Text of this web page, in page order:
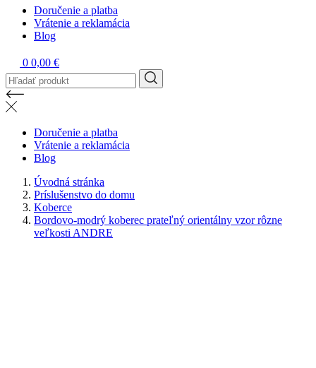
Doručenie a platba
Vrátenie a reklamácia
Blog
0 0,00 €
Doručenie a platba
Vrátenie a reklamácia
Blog
Úvodná stránka
Príslušenstvo do domu
Koberce
Bordovo-modrý koberec prateľný orientálny vzor rôzne
veľkosti ANDRE